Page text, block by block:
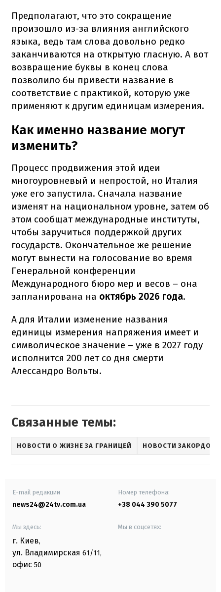
Предполагают, что это сокращение
произошло из-за влияния английского
языка, ведь там слова довольно редко
заканчиваются на открытую гласную. А вот
возвращение буквы в конец слова
позволило бы привести название в
соответствие с практикой, которую уже
применяют к другим единицам измерения.
Как именно название могут
изменить?
Процесс продвижения этой идеи
многоуровневый и непростой, но Италия
уже его запустила. Сначала название
изменят на национальном уровне, затем об
этом сообщат международные институты,
чтобы заручиться поддержкой других
государств. Окончательное же решение
могут вынести на голосование во время
Генеральной конференции
Международного бюро мер и весов – она
запланирована на октябрь 2026 года.
А для Италии изменение названия
единицы измерения напряжения имеет и
символическое значение – уже в 2027 году
исполнится 200 лет со дня смерти
Алессандро Вольты.
Связанные темы:
НОВОСТИ О ЖИЗНЕ ЗА ГРАНИЦЕЙ НОВОСТИ ЗАКОРДОН
E-mail редакции
news24@24tv.com.ua
Номер телефона:
+38 044 390 5077
Мы здесь:
г. Киев,
ул. Владимирская 61/11,
офис 50
Мы в соцсетях: